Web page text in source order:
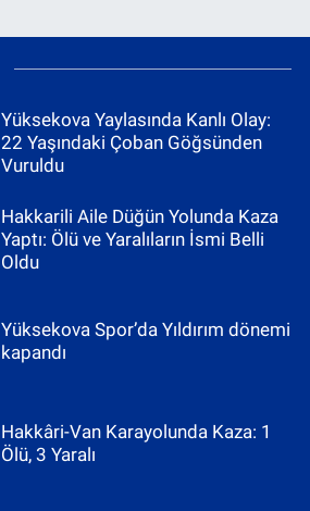
Yüksekova Yaylasında Kanlı Olay:
22 Yaşındaki Çoban Göğsünden
Vuruldu
Hakkarili Aile Düğün Yolunda Kaza
Yaptı: Ölü ve Yaralıların İsmi Belli
Oldu
Yüksekova Spor’da Yıldırım dönemi
kapandı
Hakkâri-Van Karayolunda Kaza: 1
Ölü, 3 Yaralı